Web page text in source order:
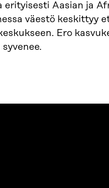
Aasian ja
väestö keskittyy
Ero